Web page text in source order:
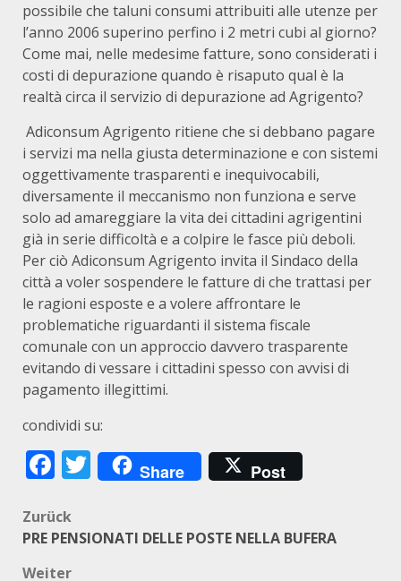
possibile che taluni consumi attribuiti alle utenze per
l’anno 2006 superino perfino i 2 metri cubi al giorno?
Come mai, nelle medesime fatture, sono considerati i
costi di depurazione quando è risaputo qual è la
realtà circa il servizio di depurazione ad Agrigento?
Adiconsum Agrigento ritiene che si debbano pagare
i servizi ma nella giusta determinazione e con sistemi
oggettivamente trasparenti e inequivocabili,
diversamente il meccanismo non funziona e serve
solo ad amareggiare la vita dei cittadini agrigentini
già in serie difficoltà e a colpire le fasce più deboli.
Per ciò Adiconsum Agrigento invita il Sindaco della
città a voler sospendere le fatture di che trattasi per
le ragioni esposte e a volere affrontare le
problematiche riguardanti il sistema fiscale
comunale con un approccio davvero trasparente
evitando di vessare i cittadini spesso con avvisi di
pagamento illegittimi.
condividi su:
Facebook
Twitter
Share Post
Beitragsnavigation
Zurück
PRE PENSIONATI DELLE POSTE NELLA BUFERA
Weiter